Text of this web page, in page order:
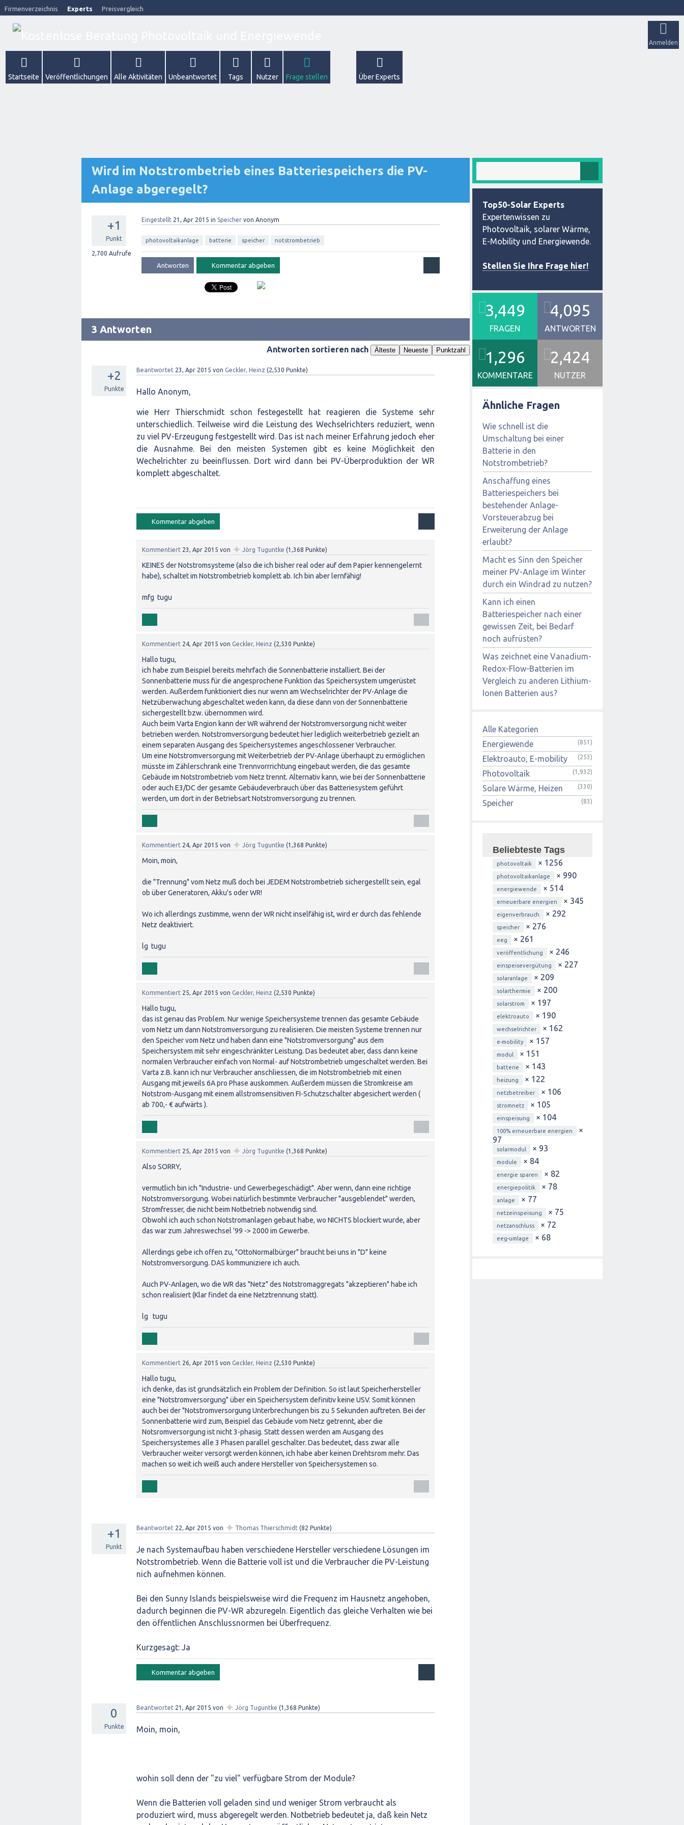
Firmenverzeichnis Experts Preisvergleich
Anmelden
Startseite Veröffentlichungen Alle Aktivitäten Unbeantwortet Tags Nutzer Frage stellen Über Experts
Wird im Notstrombetrieb eines Batteriespeichers die PV-
Anlage abgeregelt?
+1
Punkt
2,700 Aufrufe
Eingestellt 21, Apr 2015 in Speicher von Anonym
photovoltaikanlage batterie speicher notstrombetrieb
3 Antworten
Antworten sortieren nach Älteste Neueste Punktzahl
+2
Punkte
Beantwortet 23, Apr 2015 von Geckler, Heinz (2,530 Punkte)
Hallo Anonym,
wie Herr Thierschmidt schon festegestellt hat reagieren die Systeme sehr
unterschiedlich. Teilweise wird die Leistung des Wechselrichters reduziert, wenn
zu viel PV-Erzeugung festgestellt wird. Das ist nach meiner Erfahrung jedoch eher
die Ausnahme. Bei den meisten Systemen gibt es keine Möglichkeit den
Wechelrichter zu beeinflussen. Dort wird dann bei PV-Überproduktion der WR
komplett abgeschaltet.
Kommentiert 23, Apr 2015 von ✦ Jörg Tuguntke (1,368 Punkte)
KEINES der Notstromsysteme (also die ich bisher real oder auf dem Papier kennengelernt
habe), schaltet im Notstrombetrieb komplett ab. Ich bin aber lernfähig!
mfg tugu
Kommentiert 24, Apr 2015 von Geckler, Heinz (2,530 Punkte)
Hallo tugu,
ich habe zum Beispiel bereits mehrfach die Sonnenbatterie installiert. Bei der
Sonnenbatterie muss für die angesprochene Funktion das Speichersystem umgerüstet
werden. Außerdem funktioniert dies nur wenn am Wechselrichter der PV-Anlage die
Netzüberwachung abgeschaltet weden kann, da diese dann von der Sonnenbatterie
sichergestellt bzw. übernommen wird.
Auch beim Varta Engion kann der WR während der Notstromversorgung nicht weiter
betrieben werden. Notstromversorgung bedeutet hier lediglich weiterbetrieb gezielt an
einem separaten Ausgang des Speichersystemes angeschlossener Verbraucher.
Um eine Notstromversorgung mit Weiterbetrieb der PV-Anlage überhaupt zu ermöglichen
müsste im Zählerschrank eine Trennvorrrichtung eingebaut werden, die das gesamte
Gebäude im Notstrombetrieb vom Netz trennt. Alternativ kann, wie bei der Sonnenbatterie
oder auch E3/DC der gesamte Gebäudeverbrauch über das Batteriesystem geführt
werden, um dort in der Betriebsart Notstromversorgung zu trennen.
Kommentiert 24, Apr 2015 von ✦ Jörg Tuguntke (1,368 Punkte)
Moin, moin,
die "Trennung" vom Netz muß doch bei JEDEM Notstrombetrieb sichergestellt sein, egal
ob über Generatoren, Akku's oder WR!
Wo ich allerdings zustimme, wenn der WR nicht inselfähig ist, wird er durch das fehlende
Netz deaktiviert.
lg tugu
Kommentiert 25, Apr 2015 von Geckler, Heinz (2,530 Punkte)
Hallo tugu,
das ist genau das Problem. Nur wenige Speichersysteme trennen das gesamte Gebäude
vom Netz um dann Notstromversorgung zu realisieren. Die meisten Systeme trennen nur
den Speicher vom Netz und haben dann eine "Notstromversorgung" aus dem
Speichersystem mit sehr eingeschränkter Leistung. Das bedeutet aber, dass dann keine
normalen Verbraucher einfach von Normal- auf Notstrombetrieb umgeschaltet werden. Bei
Varta z.B. kann ich nur Verbraucher anschliessen, die im Notstrombetrieb mit einen
Ausgang mit jeweils 6A pro Phase auskommen. Außerdem müssen die Stromkreise am
Notstrom-Ausgang mit einem allstromsensitiven FI-Schutzschalter abgesichert werden (
ab 700,- € aufwärts ).
Kommentiert 25, Apr 2015 von ✦ Jörg Tuguntke (1,368 Punkte)
Also SORRY,
vermutlich bin ich "Industrie- und Gewerbegeschädigt". Aber wenn, dann eine richtige
Notstromversorgung. Wobei natürlich bestimmte Verbraucher "ausgeblendet" werden,
Stromfresser, die nicht beim Notbetrieb notwendig sind.
Obwohl ich auch schon Notstromanlagen gebaut habe, wo NICHTS blockiert wurde, aber
das war zum Jahreswechsel '99 -> 2000 im Gewerbe.
Allerdings gebe ich offen zu, "OttoNormalbürger" braucht bei uns in "D" keine
Notstromversorgung. DAS kommuniziere ich auch.
Auch PV-Anlagen, wo die WR das "Netz" des Notstromaggregats "akzeptieren" habe ich
schon realisiert (Klar findet da eine Netztrennung statt).
lg tugu
Kommentiert 26, Apr 2015 von Geckler, Heinz (2,530 Punkte)
Hallo tugu,
ich denke, das ist grundsätzlich ein Problem der Definition. So ist laut Speicherhersteller
eine "Notstromversorgung" über ein Speichersystem definitiv keine USV. Somit können
auch bei der "Notstromversorgung Unterbrechungen bis zu 5 Sekunden auftreten. Bei der
Sonnenbatterie wird zum, Beispiel das Gebäude vom Netz getrennt, aber die
Notsromversorgung ist nicht 3-phasig. Statt dessen werden am Ausgang des
Speichersystemes alle 3 Phasen parallel geschalter. Das bedeutet, dass zwar alle
Verbraucher weiter versorgt werden können, ich habe aber keinen Drehtsrom mehr. Das
machen so weit ich weiß auch andere Hersteller von Speichersystemen so.
+1
Punkt
Beantwortet 22, Apr 2015 von ✦ Thomas Thierschmidt (82 Punkte)
Je nach Systemaufbau haben verschiedene Hersteller verschiedene Lösungen im
Notstrombetrieb. Wenn die Batterie voll ist und die Verbraucher die PV-Leistung
nich aufnehmen können.
Bei den Sunny Islands beispielsweise wird die Frequenz im Hausnetz angehoben,
dadurch beginnen die PV-WR abzuregeln. Eigentlich das gleiche Verhalten wie bei
den öffentlichen Anschlussnormen bei Überfrequenz.
Kurzgesagt: Ja
0
Punkte
Beantwortet 21, Apr 2015 von ✦ Jörg Tuguntke (1,368 Punkte)
Moin, moin,
wohin soll denn der "zu viel" verfügbare Strom der Module?
Wenn die Batterien voll geladen sind und weniger Strom verbraucht als
produziert wird, muss abgeregelt werden. Notbetrieb bedeutet ja, daß kein Netz
Top50-Solar Experts
Expertenwissen zu
Photovoltaik, solarer Wärme,
E-Mobility und Energiewende.
Stellen Sie Ihre Frage hier!
3,449
FRAGEN
4,095
ANTWORTEN
1,296
KOMMENTARE
2,424
NUTZER
Ähnliche Fragen
Wie schnell ist die
Umschaltung bei einer
Batterie in den
Notstrombetrieb?
Anschaffung eines
Batteriespeichers bei
bestehender Anlage-
Vorsteuerabzug bei
Erweiterung der Anlage
erlaubt?
Macht es Sinn den Speicher
meiner PV-Anlage im Winter
durch ein Windrad zu nutzen?
Kann ich einen
Batteriespeicher nach einer
gewissen Zeit, bei Bedarf
noch aufrüsten?
Was zeichnet eine Vanadium-
Redox-Flow-Batterien im
Vergleich zu anderen Lithium-
Ionen Batterien aus?
Alle Kategorien
Energiewende
(851)
Elektroauto, E-mobility (253)
Photovoltaik (1,932)
Solare Wärme, Heizen (330)
Speicher (83)
Beliebteste Tags
photovoltaik × 1256
photovoltaikanlage × 990
energiewende × 514
erneuerbare energien × 345
eigenverbrauch × 292
speicher × 276
eeg × 261
veröffentlichung × 246
einspeisevergütung × 227
solaranlage × 209
solarthermie × 200
solarstrom × 197
elektroauto × 190
wechselrichter × 162
e-mobility × 157
modul × 151
batterie × 143
heizung × 122
netzbetreiber × 106
stromnetz × 105
einspeisung × 104
100% erneuerbare energien
×
97
solarmodul × 93
module × 84
energie sparen × 82
energiepolitik × 78
anlage × 77
netzeinspeisung × 75
netzanschluss × 72
eeg-umlage × 68